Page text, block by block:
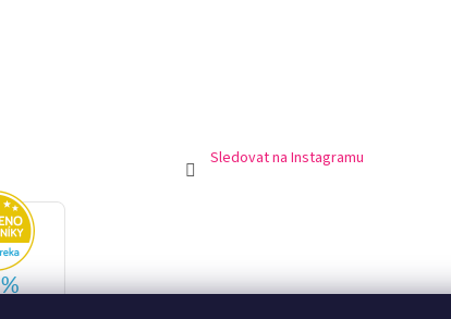
Sledovat na Instagramu